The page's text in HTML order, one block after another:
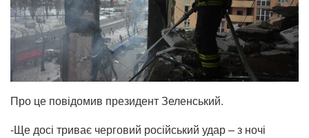
Про це повідомив президент Зеленський.
-Ще досі триває черговий російський удар – з ночі